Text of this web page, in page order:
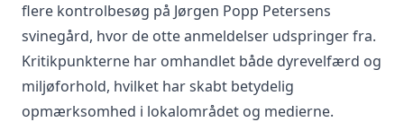
flere kontrolbesøg på Jørgen Popp Petersens
svinegård, hvor de otte anmeldelser udspringer fra.
Kritikpunkterne har omhandlet både dyrevelfærd og
miljøforhold, hvilket har skabt betydelig
opmærksomhed i lokalområdet og medierne.